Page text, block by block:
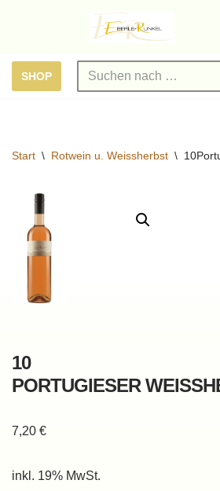
Inhalt
SHOP
Start \ Rotwein u. Weissherbst \
10
PORTUGIESER
7,20 €
inkl. 19% MwSt.